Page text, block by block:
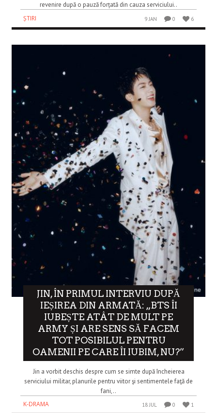
revenire după o pauză forțată din cauza serviciului..
ȘTIRI
9 JAN 0 6
JIN, ÎN PRIMUL INTERVIU DUPĂ
IEȘIREA DIN ARMATĂ: „BTS ÎI
IUBEȘTE ATÂT DE MULT PE
ARMY ȘI ARE SENS SĂ FACEM
TOT POSIBILUL PENTRU
OAMENII PE CARE ÎI IUBIM, NU?”
Jin a vorbit deschis despre cum se simte după încheierea
serviciului militar, planurile pentru viitor şi sentimentele faţă de
fani,..
K-DRAMA
18 JUL 0 1